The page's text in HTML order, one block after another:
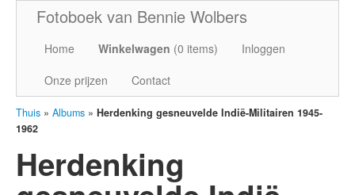
Fotoboek van Bennie Wolbers
Home Winkelwagen (0 items)
Inloggen
Onze prijzen
Contact
Thuis » Albums » Herdenking gesneuvelde Indië-Militairen 1945-
1962
Herdenking